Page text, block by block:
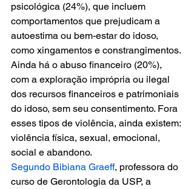
psicológica (24%), que incluem
comportamentos que prejudicam a
autoestima ou bem-estar do idoso,
como xingamentos e constrangimentos.
Ainda há o abuso financeiro (20%),
com a exploração imprópria ou ilegal
dos recursos financeiros e patrimoniais
do idoso, sem seu consentimento. Fora
esses tipos de violência, ainda existem:
violência física, sexual, emocional,
social e abandono.
Segundo Bibiana Graeff, professora do
curso de Gerontologia da USP, a